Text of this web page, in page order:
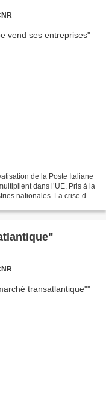
de la Poste Italiane
dans l’UE. Pris à la
nationales. La crise de